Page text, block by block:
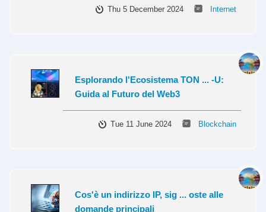
Thu 5 December 2024 Internet
Esplorando l'Ecosistema TON ... -U:
Guida al Futuro del Web3
Tue 11 June 2024 Blockchain
Cos'è un indirizzo IP, sig ... oste alle
domande principali